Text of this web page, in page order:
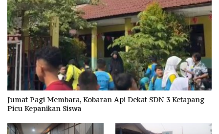
Jumat Pagi Membara, Kobaran Api Dekat SDN 3 Ketapang
Picu Kepanikan Siswa